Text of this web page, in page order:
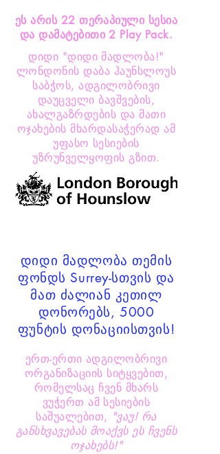
ეს არის 22 თერაპიული სესია
და დამატებითი 2 Play Pack.
დიდი "დიდი მადლობა!"
ლონდონის დაბა ჰაუნსლოუს
საბჭოს, ადგილობრივი
დაუცველი ბავშვების,
ახალგაზრდების და მათი
ოჯახების მხარდასაჭერად ამ
უფასო სესიების
უზრუნველყოფის გზით.
დიდი მადლობა თემის
ფონდს Surrey-სთვის და
მათ ძალიან კეთილ
დონორებს, 5000
ფუნტის დონაციისთვის!
ერთ-ერთი ადგილობრივი
ორგანიზაციის სიტყვებით,
რომელსაც ჩვენ მხარს
ვუჭერთ ამ სესიების
საშუალებით, "ვაუ! რა
განსხვავებას მოაქვს ეს ჩვენს
ოჯახებს!"